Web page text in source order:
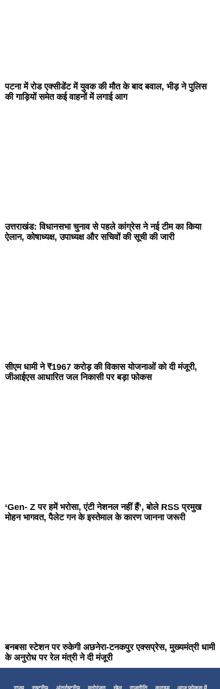
पटना में रोड एक्सीडेंट में युवक की मौत के बाद बवाल, भीड़ ने पुलिस
की गाड़ियों समेत कई वाहनों में लगाई आग
उत्तराखंड: विधानसभा चुनाव से पहले कांग्रेस ने नई टीम का किया
ऐलान, कोषाध्यक्ष, उपाध्यक्ष और सचिवों की सूची की जारी
सीएम धामी ने ₹1967 करोड़ की विकास योजनाओं को दी मंजूरी,
जीआईएस आधारित जल निकासी पर बड़ा फोकस
‘Gen- Z पर हमें भरोसा, एंटी नेशनल नहीं हैं’, बोले RSS प्रमुख
मोहन भागवत, पैलेट गन के इस्तेमाल के कारण जानना जरूरी
बनबसा स्टेशन पर रुकेगी अछनेरा-टनकपुर एक्सप्रेस, मुख्यमंत्री धामी
के अनुरोध पर रेल मंत्री ने दी मंजूरी